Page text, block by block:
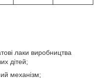
лаки виробництва
дітей;
механізм;